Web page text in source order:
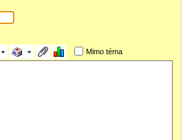
Mimo téma